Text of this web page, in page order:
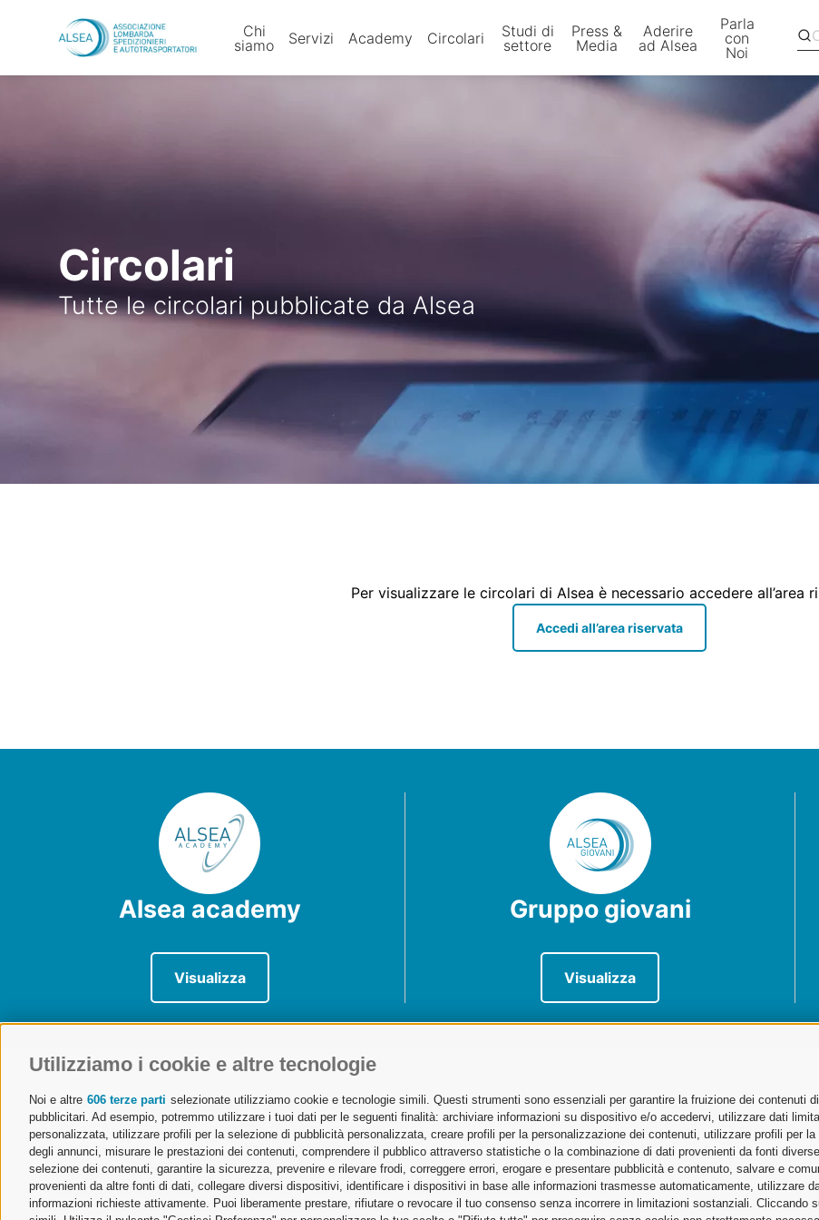
Utilizziamo i cookie e altre tecnologie
Noi e altre 606 terze parti selezionate utilizziamo cookie e tecnologie simili. Questi strumenti sono essenziali per garantire la fruizione dei contenuti
pubblicitari. Ad esempio, potremmo utilizzare i tuoi dati per le seguenti finalità: archiviare informazioni su dispositivo e/o accedervi, utilizzare dati
personalizzata, utilizzare profili per la selezione di pubblicità personalizzata, creare profili per la personalizzazione dei contenuti, utilizzare profili per
degli annunci, misurare le prestazioni dei contenuti, comprendere il pubblico attraverso statistiche o la combinazione di dati provenienti da fonti
selezione dei contenuti, garantire la sicurezza, prevenire e rilevare frodi, correggere errori, erogare e presentare pubblicità e contenuto, salvare e
provenienti da altre fonti di dati, collegare diversi dispositivi, identificare i dispositivi in base alle informazioni trasmesse automaticamente, utilizzare
informazioni richieste attivamente. Puoi liberamente prestare, rifiutare o revocare il tuo consenso senza incorrere in limitazioni sostanziali.
Chi
siamo
Servizi Academy Circolari
Studi di
settore
Press &
Media
Aderire
ad Alsea
Parla
con
Noi
Circolari
Tutte le circolari pubblicate da Alsea
Per visualizzare le circolari di Alsea è necessario accedere all’area
Accedi all’area riservata
Alsea academy
Visualizza
Gruppo giovani
Visualizza
ALSEA | Associazione Lombarda Spedizionieri e Autotrasportatori
Tel. 02 671541
alsea@alsea.mi.it
Aderente a Confetra
Codice Fiscale 80042910150
Ufficio Milano
Via Cornalia 19 – 20124 Milano
Ufficio Malpensa
Aeroporto Milano Malpensa – Cargo City, Edificio 186 – Piano 5